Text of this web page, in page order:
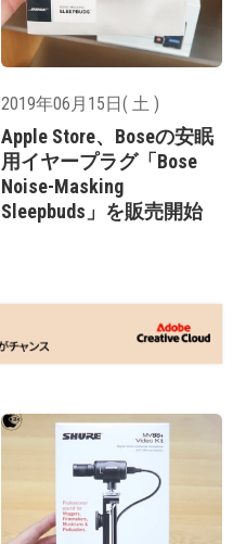
2019年06月15日( 土 )
Apple Store、Boseの安眠
用イヤープラグ「Bose
Noise-Masking
Sleepbuds」を販売開始